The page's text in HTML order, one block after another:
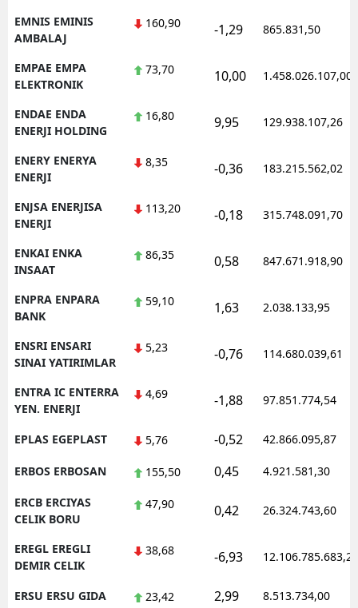
EMNIS EMINIS
AMBALAJ
160,90 -1,29 865.831,50
EMPAE EMPA
ELEKTRONIK
73,70 10,00 1.458.026.107,00
ENDAE ENDA
ENERJI HOLDING
16,80 9,95 129.938.107,26
ENERY ENERYA
ENERJI
8,35 -0,36 183.215.562,02
ENJSA ENERJISA
ENERJI
113,20 -0,18 315.748.091,70
ENKAI ENKA
INSAAT
86,35 0,58 847.671.918,90
ENPRA ENPARA
BANK
59,10 1,63 2.038.133,95
ENSRI ENSARI
SINAI YATIRIMLAR
5,23 -0,76 114.680.039,61
ENTRA IC ENTERRA
YEN. ENERJI
4,69 -1,88 97.851.774,54
EPLAS EGEPLAST 5,76 -0,52 42.866.095,87
ERBOS ERBOSAN 155,50 0,45 4.921.581,30
ERCB ERCIYAS
CELIK BORU
47,90 0,42 26.324.743,60
EREGL EREGLI
DEMIR CELIK
38,68 -6,93 12.106.785.683,20
ERSU ERSU GIDA 23,42 2,99 8.513.734,00